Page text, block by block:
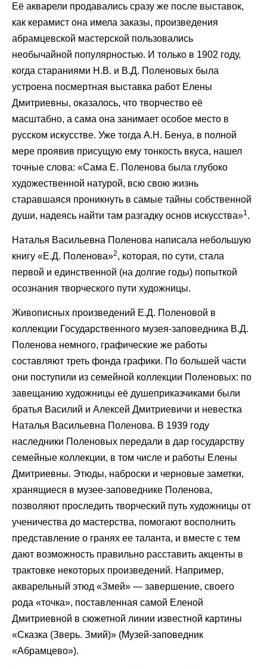
Её акварели продавались сразу же после выставок,
как керамист она имела заказы, произведения
абрамцевской мастерской пользовались
необычайной популярностью. И только в 1902 году,
когда стараниями Н.В. и В.Д. Поленовых была
устроена посмертная выставка работ Елены
Дмитриевны, оказалось, что творчество её
масштабно, а сама она занимает особое место в
русском искусстве. Уже тогда А.Н. Бенуа, в полной
мере проявив присущую ему тонкость вкуса, нашел
точные слова: «Сама Е. Поленова была глубоко
художественной натурой, всю свою жизнь
старавшаяся проникнуть в самые тайны собственной
души, надеясь найти там разгадку основ искусства»1 .
Наталья Васильевна Поленова написала небольшую
книгу «Е.Д. Поленова»2, которая, по сути, стала
первой и единственной (на долгие годы) попыткой
осознания творческого пути художницы.
Живописных произведений Е.Д. Поленовой в
коллекции Государственного музея-заповедника В.Д.
Поленова немного, графические же работы
составляют треть фонда графики. По большей части
они поступили из семейной коллекции Поленовых: по
завещанию художницы её душеприказчиками были
братья Василий и Алексей Дмитриевичи и невестка
Наталья Васильевна Поленова. В 1939 году
наследники Поленовых передали в дар государству
семейные коллекции, в том числе и работы Елены
Дмитриевны. Этюды, наброски и черновые заметки,
хранящиеся в музее-заповеднике Поленова,
позволяют проследить творческий путь художницы от
ученичества до мастерства, помогают восполнить
представление о гранях ее таланта, и вместе с тем
дают возможность правильно расставить акценты в
трактовке некоторых произведений. Например,
акварельный этюд «Змей» — завершение, своего
рода «точка», поставленная самой Еленой
Дмитриевной в сюжетной линии известной картины
«Сказка (Зверь. Змий)» (Музей-заповедник
«Абрамцево»).